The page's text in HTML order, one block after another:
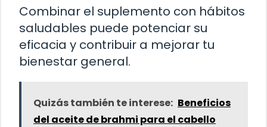
Combinar el suplemento con hábitos
saludables puede potenciar su
eficacia y contribuir a mejorar tu
bienestar general.
Quizás también te interese: Beneficios
del aceite de brahmi para el cabello